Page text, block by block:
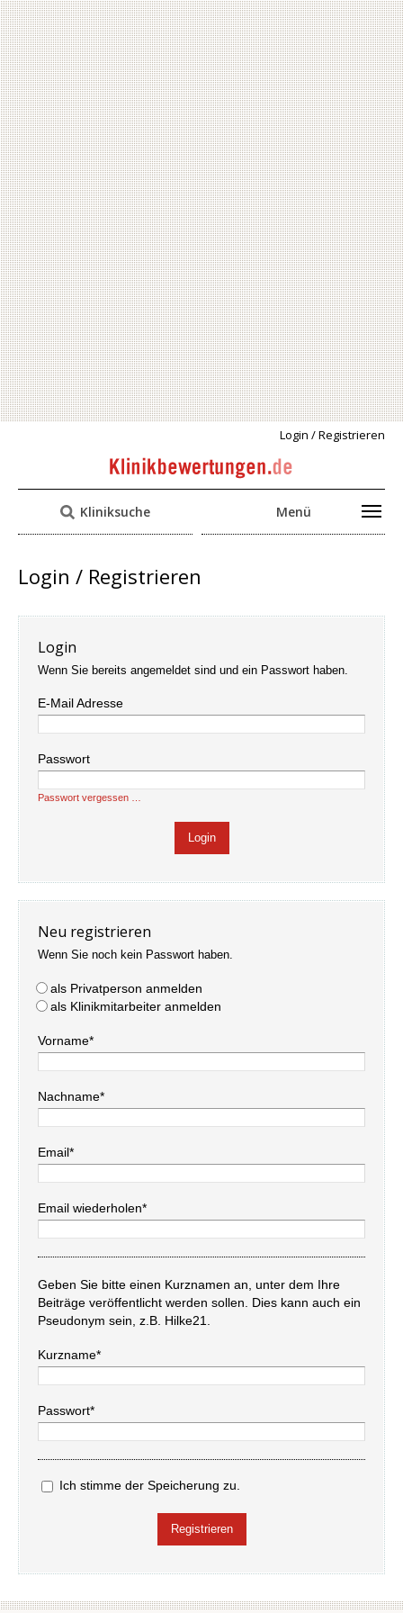
Login / Registrieren
Kliniksuche Menü
Login / Registrieren
Login
Wenn Sie bereits angemeldet sind und ein Passwort haben.
E-Mail Adresse
Passwort
Passwort vergessen …
Neu registrieren
Wenn Sie noch kein Passwort haben.
als Privatperson anmelden
als Klinikmitarbeiter anmelden
Vorname*
Nachname*
Email*
Email wiederholen*
Geben Sie bitte einen Kurznamen an, unter dem Ihre
Beiträge veröffentlicht werden sollen. Dies kann auch ein
Pseudonym sein, z.B. Hilke21.
Kurzname*
Passwort*
Ich stimme der Speicherung zu.